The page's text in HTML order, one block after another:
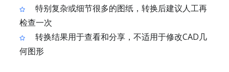
特别复杂或细节很多的图纸，转换后建议人工再
检查一次
转换结果用于查看和分享，不适用于修改CAD几
何图形